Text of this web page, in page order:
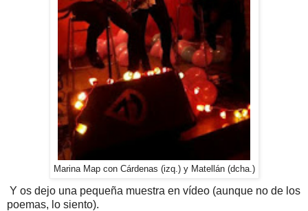
Marina Map con Cárdenas (izq.) y Matellán (dcha.)
Y os dejo una pequeña muestra en vídeo (aunque no de los
poemas, lo siento).